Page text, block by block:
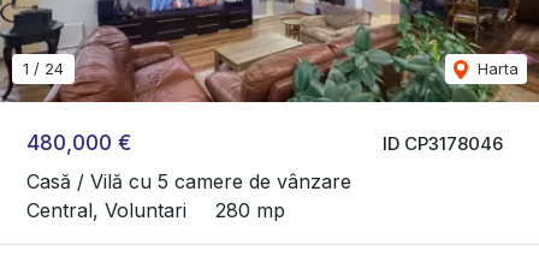
ID CP3178046
480,000 €
Casă / Vilă cu 5 camere de vânzare
Central, Voluntari
280 mp
1 / 24 Harta